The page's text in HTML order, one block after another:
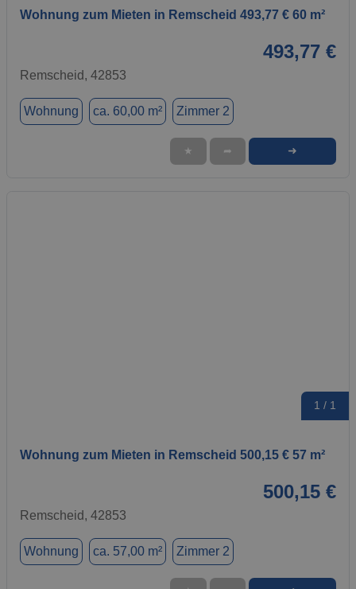
Wohnung zum Mieten in Remscheid 493,77 € 60 m²
493,77 €
Remscheid, 42853
Wohnung ca. 60,00 m² Zimmer 2
★ ➦ ➜
1 / 1
Wohnung zum Mieten in Remscheid 500,15 € 57 m²
500,15 €
Remscheid, 42853
Wohnung ca. 57,00 m² Zimmer 2